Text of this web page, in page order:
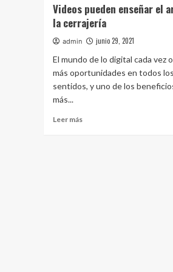
Videos pueden enseñar el
la cerrajería
admin junio 29, 2021
El mundo de lo digital cada vez
más oportunidades en todos los
sentidos, y uno de los
más...
Leer más